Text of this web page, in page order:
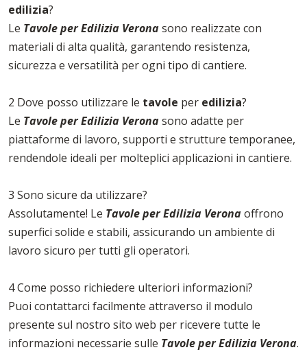
edilizia?
Le Tavole per Edilizia Veronasono realizzate con
materiali di alta qualità, garantendo resistenza,
sicurezza e versatilità per ogni tipo di cantiere.
2 Dove posso utilizzare le tavole per edilizia?
Le Tavole per Edilizia Veronasono adatte per
piattaforme di lavoro, supporti e strutture temporanee,
rendendole ideali per molteplici applicazioni in cantiere.
3 Sono sicure da utilizzare?
Assolutamente! Le Tavole per Edilizia Veronaoffrono
superfici solide e stabili, assicurando un ambiente di
lavoro sicuro per tutti gli operatori.
4 Come posso richiedere ulteriori informazioni?
Puoi contattarci facilmente attraverso il modulo
presente sul nostro sito web per ricevere tutte le
informazioni necessarie sulle Tavole per Edilizia Verona.